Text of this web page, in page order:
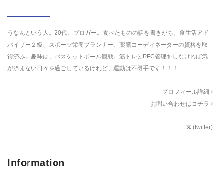
うなんという人。20代、ブロガー。食べたものの話を書きがち。食生活アド
バイザー２級、スポーツ栄養プランナー、薬膳コーディネーターの資格を取
得済み。趣味は、バスケットボール観戦。筋トレとPFC管理をしなければ気
が済まない日々を過ごしているけれど、運動は不得手です！！！
プロフィール詳細
お問い合わせはコチラ
(twitter)
Information